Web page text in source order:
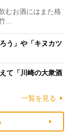
むお酒にはまた格
…
う」や「キヌカツ
て「川崎の大衆酒
一覧を見る